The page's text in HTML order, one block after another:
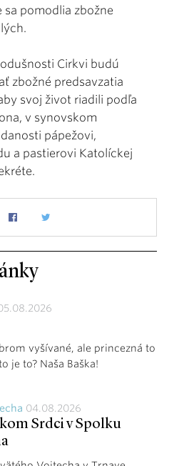
sa pomodlia zbožne
Cirkvi budú
zbožné predsavzatia
svoj život riadili podľa
v synovskom
pápežovi,
a pastierovi Katolíckej
vyšívané, ale princezná to
je to? Naša Baška!
04.08.2026
Srdci v Spolku